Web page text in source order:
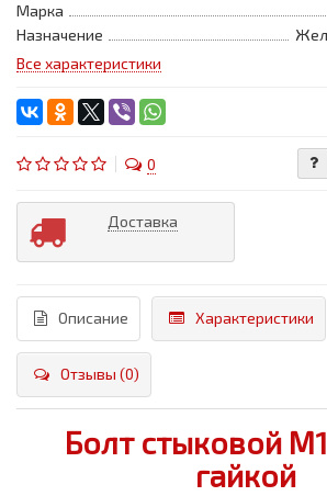
Марка
Назначение
Все характеристики
0
Доставка
Описание Характеристики
Отзывы (0)
Болт стыковой
гайкой